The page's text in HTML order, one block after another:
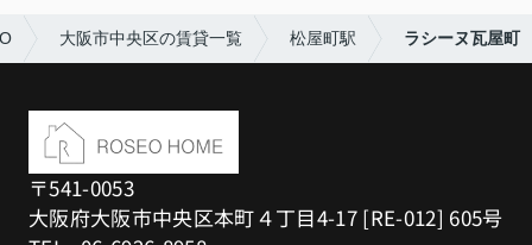
大阪市中央区の賃貸一覧 松屋町駅 ラシーヌ瓦屋町
〒541-0053
大阪府大阪市中央区本町４丁目4-17 [RE-012] 605号